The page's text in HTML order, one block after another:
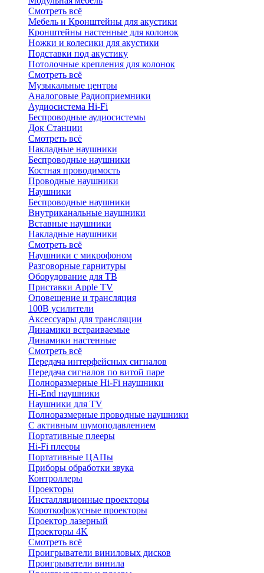
Смотреть всё
Мебель и Кронштейны для акустики
Кронштейны настенные для колонок
Ножки и колесики для акустики
Подставки под акустику
Потолочные крепления для колонок
Смотреть всё
Музыкальные центры
Аналоговые Радиоприемники
Аудиосистема Hi-Fi
Беспроводные аудиосистемы
Док Станции
Смотреть всё
Накладные наушники
Беспроводные наушники
Костная проводимость
Проводные наушники
Наушники
Беспроводные наушники
Внутриканальные наушники
Вставные наушники
Накладные наушники
Смотреть всё
Наушники с микрофоном
Разговорные гарнитуры
Оборудование для ТВ
Приставки Apple TV
Оповещение и трансляция
100В усилители
Аксессуары для трансляции
Динамики встраиваемые
Динамики настенные
Смотреть всё
Передача интерфейсных сигналов
Передача сигналов по витой паре
Полноразмерные Hi-Fi наушники
Hi-End наушники
Наушники для TV
Полноразмерные проводные наушники
С активным шумоподавлением
Портативные плееры
Hi-Fi плееры
Портативные ЦАПы
Приборы обработки звука
Контроллеры
Проекторы
Инсталляционные проекторы
Короткофокусные проекторы
Проектор лазерный
Проекторы 4K
Смотреть всё
Проигрыватели виниловых дисков
Проигрыватели винила